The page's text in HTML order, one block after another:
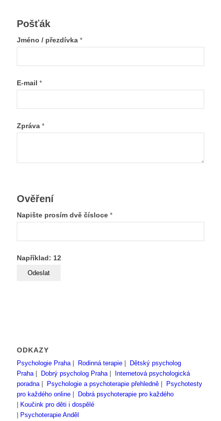
Pošťák
Jméno / přezdívka *
E-mail *
Zpráva *
Ověření
Napište prosím dvě čísloce *
Například: 12
ODKAZY
Psychologie Praha| Rodinná terapie|
Dětský psycholog
Praha| Dobrý psycholog Praha|
Internetová psychologická
poradna| Psychologie a psychoterapie přehledně|
Psychotesty
pro každého online|
Dobrá psychoterapie pro každého
Koučink pro děti i dospělé
Psychoterapie Anděl